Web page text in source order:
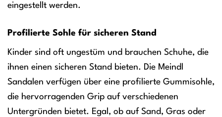
eingestellt werden.
Profilierte Sohle für sicheren Stand
Kinder sind oft ungestüm und brauchen Schuhe, die
ihnen einen sicheren Stand bieten. Die Meindl
Sandalen verfügen über eine profilierte Gummisohle,
die hervorragenden Grip auf verschiedenen
Untergründen bietet. Egal, ob auf Sand, Gras oder